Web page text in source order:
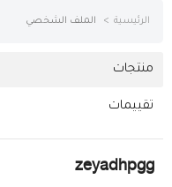
أثاث وديكورات
خدمات
الرئيسية الملف الشخصي
منتجات
تقييمات
zeyadhpgg